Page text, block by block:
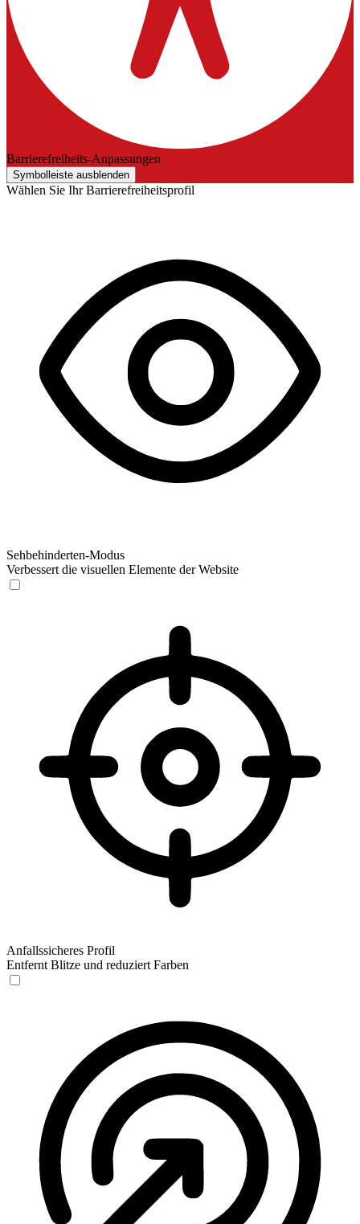
Barrierefreiheits-Anpassungen
Symbolleiste ausblenden
Wählen Sie Ihr Barrierefreiheitsprofil
Sehbehinderten-Modus
Verbessert die visuellen Elemente der Website
Anfallssicheres Profil
Entfernt Blitze und reduziert Farben